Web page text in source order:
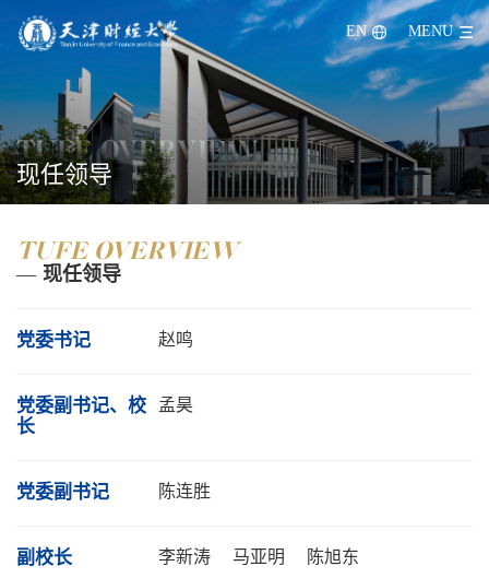
信息服务
个人身份中心 综合服务平台 天财微校园
天财校园卡 服务接入(WEBVPN) 上网认证
办公系统 办公系统(部门账号端) 智能体平台
教师天财邮 学生天财邮 人事管理 信息公开
校友工作
EN MENU
TUFE OVERVIEW
现任领导
TUFE OVERVIEW
— 现任领导
党委书记 赵鸣
党委副书记、校
长
孟昊
党委副书记 陈连胜
副校长 李新涛 马亚明 陈旭东